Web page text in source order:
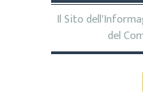
Il Sito
del